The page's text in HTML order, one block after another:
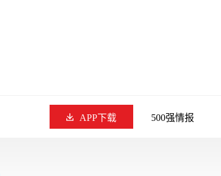
APP下载 500强情报